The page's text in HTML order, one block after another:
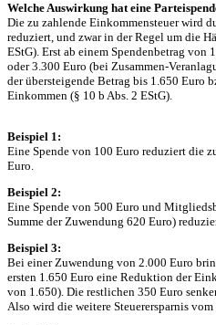
Welche Auswirkung hat eine
Die zu zahlende Einkommensteuer wird
reduziert, und zwar in der Regel um die
EStG). Erst ab einem Spendenbetrag
oder 3.300 Euro (bei Zusammen-
der übersteigende Betrag bis 1.650 Euro
Einkommen (§ 10 b Abs. 2 EStG).
Beispiel 1:
Eine Spende von 100 Euro reduziert die
Euro.
Beispiel 2:
Eine Spende von 500 Euro und
Summe der Zuwendung 620 Euro)
Beispiel 3:
Bei einer Zuwendung von 2.000 Euro
ersten 1.650 Euro eine Reduktion der
von 1.650). Die restlichen 350 Euro
Also wird die weitere Steuerersparnis